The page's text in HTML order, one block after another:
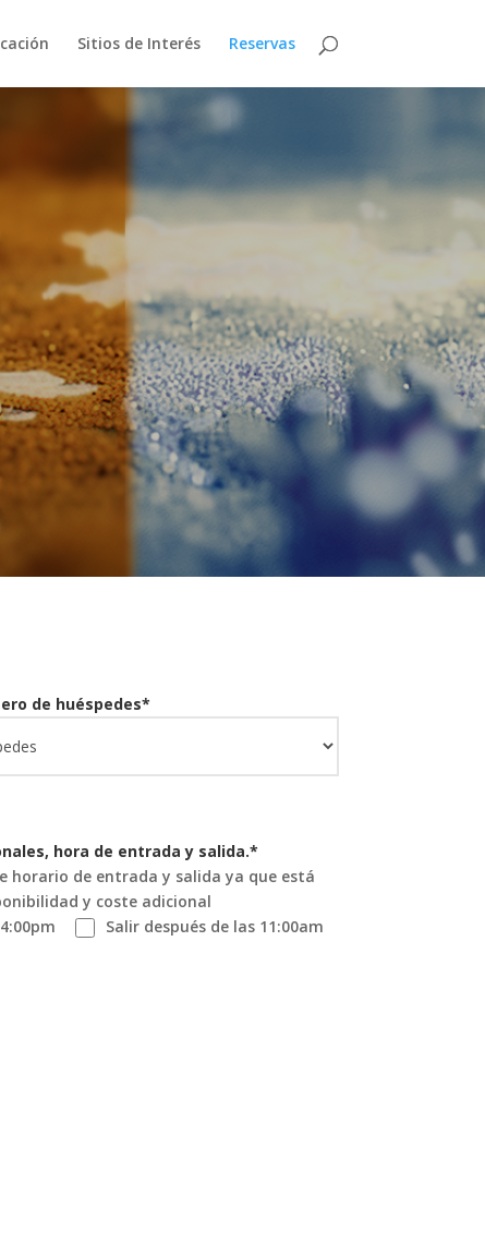
Sitios de Interés Reservas
de huéspedes*
hora de entrada y salida.*
horario de entrada y salida ya que está
y coste adicional
Salir después de las 11:00am